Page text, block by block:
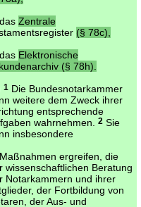
Zentrale
(§ 78c),
Elektronische
(§ 78h).
1Die Bundesnotarkammer
weitere dem Zweck ihrer
entsprechende
wahrnehmen.
2Sie
insbesondere
Maßnahmen ergreifen, die
wissenschaftlichen Beratung
Notarkammern und ihrer
der Fortbildung von
der Aus- und